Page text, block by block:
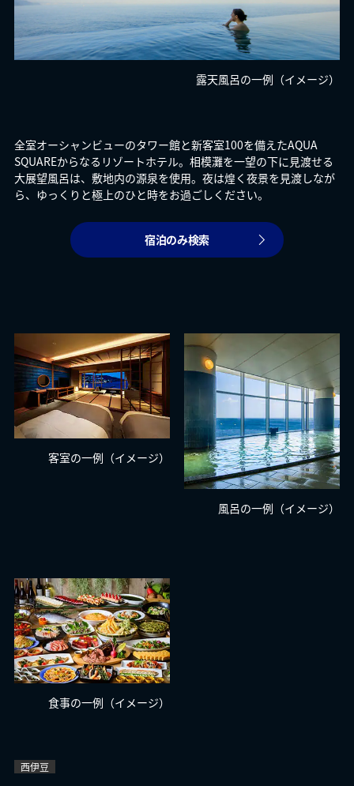
全室オーシャンビューのタワー館と新客室100を備えたAQUA
SQUAREからなるリゾートホテル。相模灘を一望の下に見渡せる
大展望風呂は、敷地内の源泉を使用。夜は煌く夜景を見渡しなが
ら、ゆっくりと極上のひと時をお過ごしください。
宿泊のみ検索
露天風呂の一例（イメージ）
客室の一例（イメージ）
風呂の一例（イメージ）
食事の一例（イメージ）
西伊豆